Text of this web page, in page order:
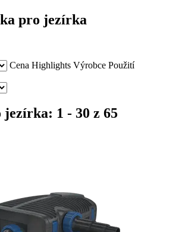
pro jezírka
Cena Highlights Výrobce Použití
1 - 30 z 65